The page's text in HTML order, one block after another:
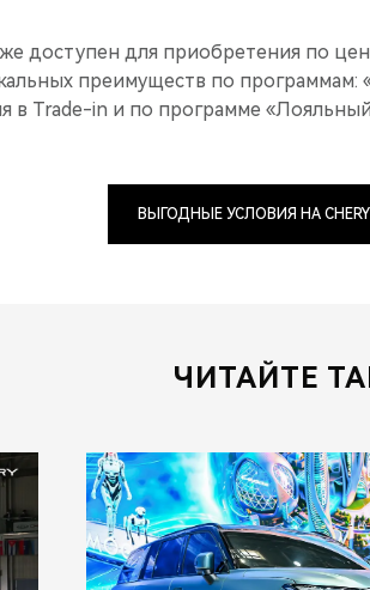
доступен для приобретения по
преимуществ по программам:
в Trade-in и по программе
ВЫГОДНЫЕ УСЛОВИЯ НА CHERY
ЧИТАЙТЕ